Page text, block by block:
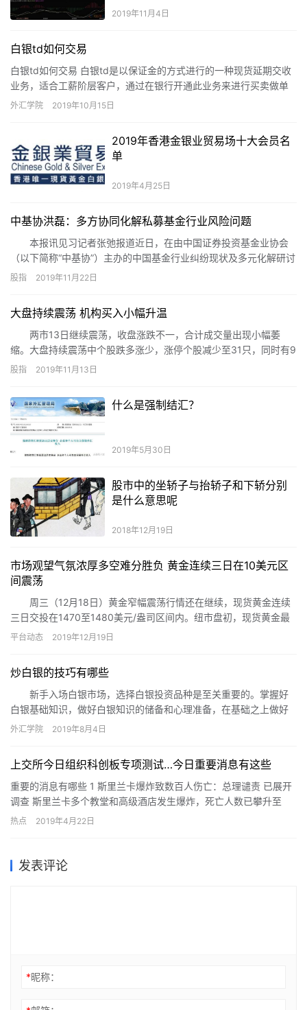
2019年11月4日
白银td如何交易
白银td如何交易 白银td是以保证金的方式进行的一种现货延期交收
业务，适合工薪阶层客户，通过在银行开通此业务来进行买卖做单
交易。 买卖双方以一定比例的保证金确立买卖合约，该合约不必…
外汇学院 2019年10月15日
2019年香港金银业贸易场十大会员名
单
2019年4月25日
中基协洪磊：多方协同化解私募基金行业风险问题
本报讯见习记者张弛报道近日，在由中国证券投资基金业协会
（以下简称“中基协”）主办的中国基金行业纠纷现状及多元化解研讨
会上，中基协会长洪磊表示，针对伴随私募基金行业发展出现的风
大力发展多元调解机制，做到诉调协同，最大限度地保护投资者合
法权益。
股指 2019年11月22日
大盘持续震荡 机构买入小幅升温
两市13日继续震荡，收盘涨跌不一，合计成交量出现小幅萎
缩。大盘持续震荡中个股跌多涨少，涨停个股减少至31只，同时有9
股跌停。龙虎榜中，机构投资者出手净买入多股，买入意愿开始有
股指 2019年11月13日
什么是强制结汇？
2019年5月30日
股市中的坐轿子与抬轿子和下轿分别
是什么意思呢
2018年12月19日
市场观望气氛浓厚多空难分胜负 黄金连续三日在10美元区
间震荡
周三（12月18日）黄金窄幅震荡行情还在继续，现货黄金连续
三日交投在1470至1480美元/盎司区间内。纽市盘初，现货黄金最
低下探至1470.52美元/盎司，之后V型反弹，现持稳于1475美元附
美国众议院有望周三晚些时候投票弹劾特朗普总统，加上英国首相
鲍里斯・约翰逊再度引起对无协议脱欧的担忧情绪，限制了金价的
下跌空间。
平台动态 2019年12月19日
炒白银的技巧有哪些
新手入场白银市场，选择白银投资品种是至关重要的。掌握好
白银基础知识，做好白银知识的储备和心理准备，在基础之上做好
交易技巧，今天小编就给大家介绍一下炒白银的技巧有哪些?
外汇学院 2019年8月4日
上交所今日组织科创板专项测试…今日重要消息有这些
重要的消息有哪些 1 斯里兰卡爆炸致数百人伤亡：总理谴责 已展开
调查 斯里兰卡多个教堂和高级酒店发生爆炸，死亡人数已攀升至
215人。目前尚无组织或个人宣称对爆炸案负责，斯里兰卡安全…
热点 2019年4月22日
发表评论
*昵称：